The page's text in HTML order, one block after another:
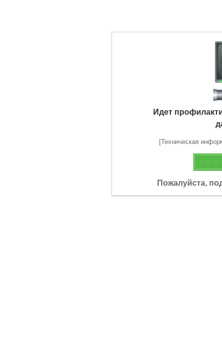
Идет
[Техническая
Пожалуйста,